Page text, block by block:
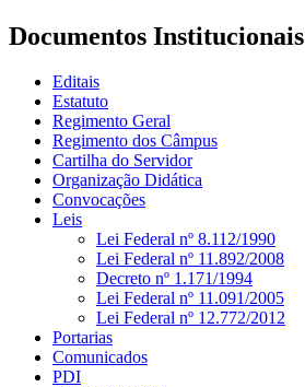
Documentos Institucionais
Editais
Estatuto
Regimento Geral
Regimento dos Câmpus
Cartilha do Servidor
Organização Didática
Convocações
Leis
Lei Federal nº 8.112/1990
Lei Federal nº 11.892/2008
Decreto nº 1.171/1994
Lei Federal nº 11.091/2005
Lei Federal nº 12.772/2012
Portarias
Comunicados
PDI